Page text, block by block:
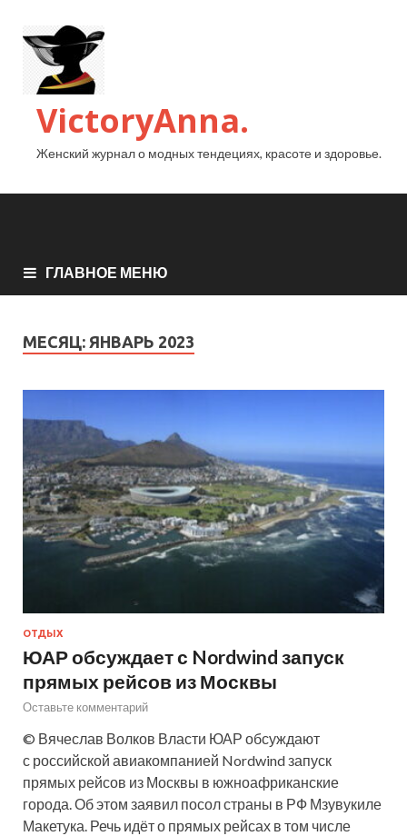
VictoryAnna.
Женский журнал о модных тендециях, красоте и здоровье.
ГЛАВНОЕ МЕНЮ
МЕСЯЦ: ЯНВАРЬ 2023
ОТДЫХ
ЮАР обсуждает с Nordwind запуск
прямых рейсов из Москвы
Оставьте комментарий
© Вячеслав Волков Власти ЮАР обсуждают
с российской авиакомпанией Nordwind запуск
прямых рейсов из Москвы в южноафриканские
города. Об этом заявил посол страны в РФ Мзувукиле
Макетука. Речь идёт о прямых рейсах в том числе